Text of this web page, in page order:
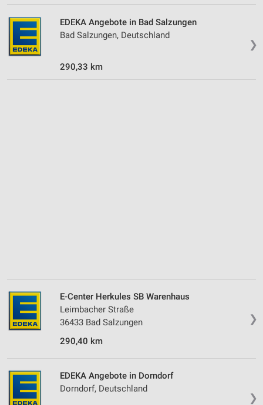
❯
EDEKA Angebote in Bad Salzungen
Bad Salzungen, Deutschland
290,33 km
❯
E-Center Herkules SB Warenhaus
Leimbacher Straße
36433 Bad Salzungen
290,40 km
❯
EDEKA Angebote in Dorndorf
Dorndorf, Deutschland
personalisierter Inhalte
Messung der Werbeleistung
Messung der Performance von Inhalten
Performance
Funktional